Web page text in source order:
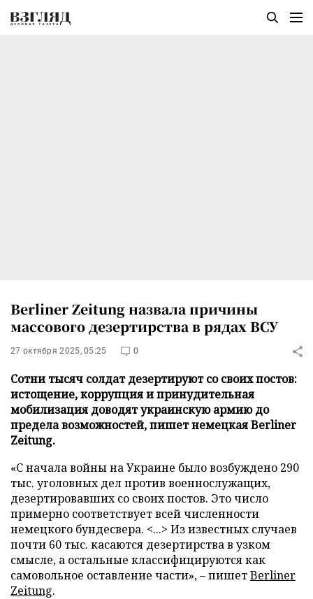
Berliner Zeitung назвала причины
массового дезертирства в рядах ВСУ
27 октября 2025, 05:25 0
Сотни тысяч солдат дезертируют со своих постов:
истощение, коррупция и принудительная
мобилизация доводят украинскую армию до
предела возможностей, пишет немецкая Berliner
Zeitung.
«С начала войны на Украине было возбуждено 290
тыс. уголовных дел против военнослужащих,
дезертировавших со своих постов. Это число
примерно соответствует всей численности
немецкого бундесвера. <...> Из известных случаев
почти 60 тыс. касаются дезертирства в узком
смысле, а остальные классифицируются как
самовольное оставление части», – пишетBerliner
Zeitung.